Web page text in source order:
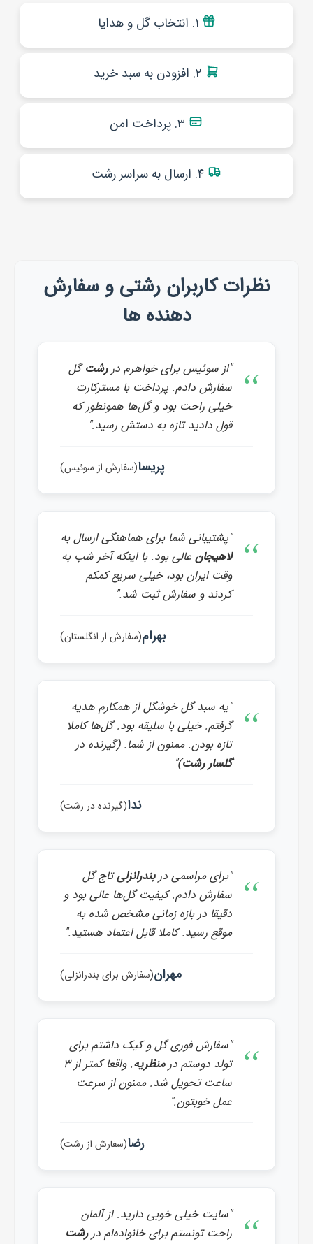
۱. انتخاب گل و هدایا
نظرات کاربران رشتی و سفارش
دهنده ها
"از سوئیس برای خواهرم دررشتگل
سفارش دادم. پرداخت با مسترکارت
خیلی راحت بود و گل‌ها همونطور که
قول دادید تازه به دستش رسید."
پریسا(سفارش از سوئیس)
"پشتیبانی شما برای هماهنگی ارسال به
لاهیجان عالی بود. با اینکه آخر شب به
وقت ایران بود، خیلی سریع کمکم
کردند و سفارش ثبت شد."
بهرام(سفارش از انگلستان)
"یه سبد گل خوشگل از همکارم هدیه
گرفتم. خیلی با سلیقه بود. گل‌ها کاملا
تازه بودن. ممنون از شما. (گیرنده در
گلسار رشت)"
ندا(گیرنده در رشت)
"برای مراسمی دربندرانزلیتاج گل
سفارش دادم. کیفیت گل‌ها عالی بود و
دقیقا در بازه زمانی مشخص شده به
موقع رسید. کاملا قابل اعتماد هستید."
مهران(سفارش برای بندرانزلی)
"سفارش فوری گل و کیک داشتم برای
تولد دوستم درمنظریه
. واقعا کمتر از ۳
ساعت تحویل شد. ممنون از سرعت
عمل خوبتون."
رضا(سفارش از رشت)
"سایت خیلی خوبی دارید. از آلمان
راحت تونستم برای خانواده‌ام دررشت